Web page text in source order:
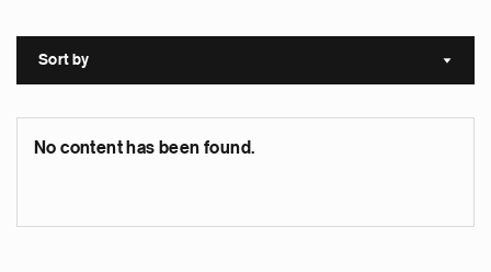
Sort by Sort
No content has been found.